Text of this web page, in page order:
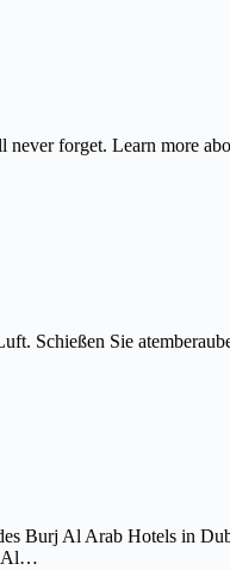
forget. Learn more
Schießen Sie
Burj Al Arab Hotels in
Al…